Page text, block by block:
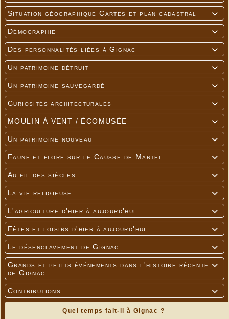

Situation géographique Cartes et plan cadastral

Démographie

Des personnalités liées à Gignac

Un patrimoine détruit

Un patrimoine sauvegardé

Curiosités architecturales

MOULIN À VENT / ÉCOMUSÉE

Un patrimoine nouveau

Faune et flore sur le Causse de Martel

Au fil des siècles

La vie religieuse

L'agriculture d'hier à aujourd'hui

Fêtes et loisirs d'hier à aujourd'hui

Le désenclavement de Gignac

Grands et petits événements dans l'histoire récente
de Gignac

Contributions
Quel temps fait-il à Gignac ?